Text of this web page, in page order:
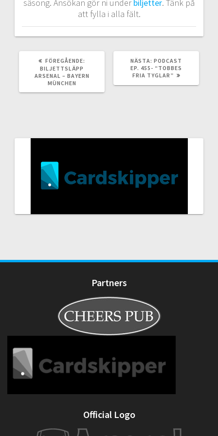
säsong. Ansökan gör ni underbiljetter. Tänk på
att fylla i alla fält.
FÖREGÅENDE:
BILJETTSLÄPP
ARSENAL – BAYERN
MÜNCHEN
NÄSTA: NÄSTA
INLÄGG:
PODCAST
EP. 455- “TOBBES
FRIA TYGLAR”
Partners
Official Logo